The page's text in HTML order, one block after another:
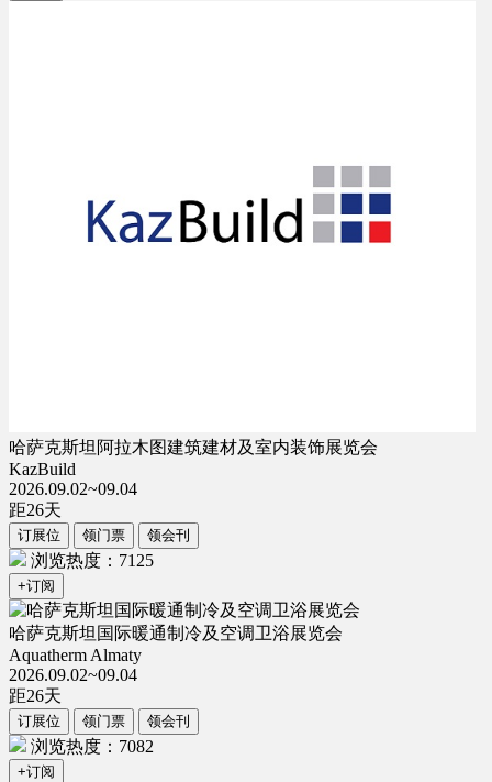
哈萨克斯坦阿拉木图建筑建材及室内装饰展览会
KazBuild
2026.09.02~09.04
距26天
订展位 领门票 领会刊
浏览热度：7125
+订阅
哈萨克斯坦国际暖通制冷及空调卫浴展览会
Aquatherm Almaty
2026.09.02~09.04
距26天
订展位 领门票 领会刊
浏览热度：7082
+订阅